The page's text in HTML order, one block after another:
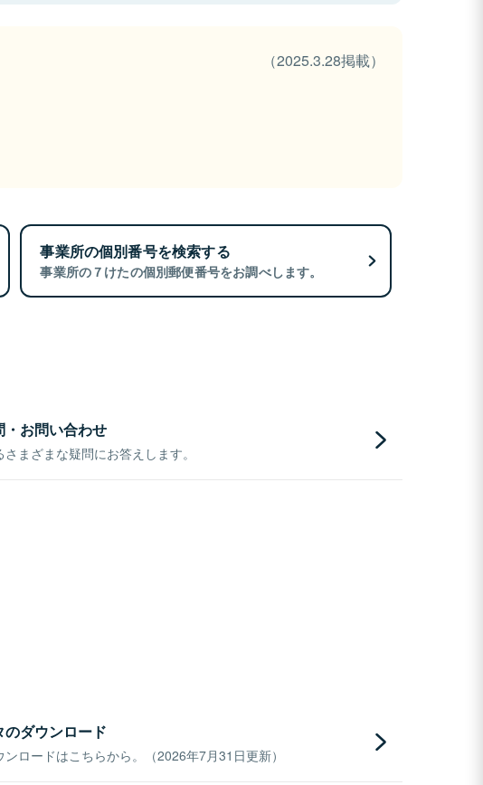
（2025.3.28掲載）
事業所の個別番号を検索する
事業所の７けたの個別郵便番号をお調べします。
・お問い合わせ
まざまな疑問にお答えします。
ダウンロード
ロードはこちらから。（2026年7月31日更新）